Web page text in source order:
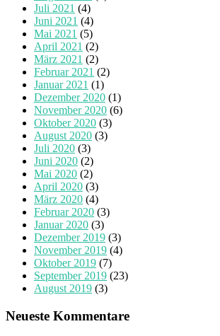
Juli 2021 (4)
Juni 2021 (4)
Mai 2021 (5)
April 2021 (2)
März 2021 (2)
Februar 2021 (2)
Januar 2021 (1)
Dezember 2020 (1)
November 2020 (6)
Oktober 2020 (3)
August 2020 (3)
Juli 2020 (3)
Juni 2020 (2)
Mai 2020 (2)
April 2020 (3)
März 2020 (4)
Februar 2020 (3)
Januar 2020 (3)
Dezember 2019 (3)
November 2019 (4)
Oktober 2019 (7)
September 2019 (23)
August 2019 (3)
Neueste Kommentare